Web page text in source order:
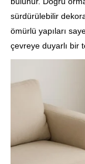
sürdürülebilir
ömürlü yapıları
çevreye duyarlı bir